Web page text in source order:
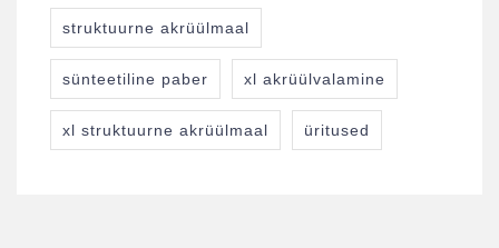
struktuurne akrüülmaal
sünteetiline paber xl akrüülvalamine
xl struktuurne akrüülmaal üritused